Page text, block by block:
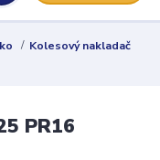
Kolesový nakladač
PR16